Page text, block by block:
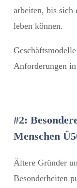
arbeiten, bis sich
leben können.
Anforderungen
#2:
Menschen
Ältere Gründer
Besonderheiten